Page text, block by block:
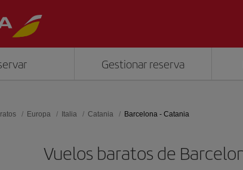
Gestionar reserva
Europa Italia Catania Barcelona - Catania
Vuelos baratos de